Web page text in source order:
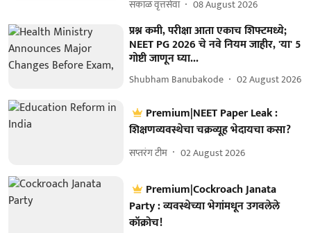
सकाळ वृत्तसेवा 08 August 2026
प्रश्न कमी, परीक्षा आता एकाच शिफ्टमध्ये;
NEET PG 2026 चे नवे नियम जाहीर, 'या' 5
गोष्टी जाणून घ्या...
Shubham Banubakode 02 August 2026
Premium|NEET Paper Leak :
शिक्षणव्यवस्थेचा चक्रव्यूह भेदायचा कसा?
सप्तरंग टीम 02 August 2026
Premium|Cockroach Janata
Party : व्यवस्थेच्या भेगांमधून उगवलेले
कॉक्रोच!